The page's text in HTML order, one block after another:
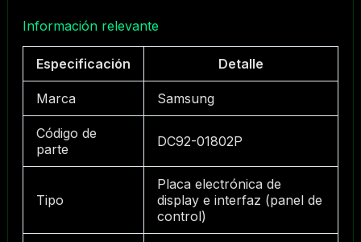
Información relevante
Especificación Detalle
Marca Samsung
Código de
parte
DC92-01802P
Tipo
Placa electrónica de
display e interfaz (panel de
control)